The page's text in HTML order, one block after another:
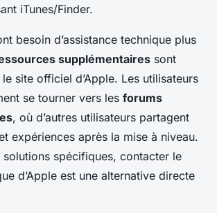
iTunes/Finder.
besoin d’assistance technique plus
supplémentaires sont
site officiel d’Apple. Les utilisateurs
se tourner vers les forums
, où d’autres utilisateurs partagent
expériences après la mise à niveau.
spécifiques, contacter le
d’Apple est une alternative directe